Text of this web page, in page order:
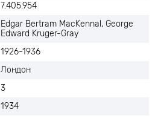
7.405.954
Edgar Bertram MacKennal, George
Edward Kruger-Gray
1926-1936
Лондон
3
1934